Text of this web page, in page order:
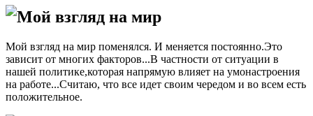
Мой взгляд на мир
Мой взгляд на мир поменялся. И меняется постоянно.Это
зависит от многих факторов...В частности от ситуации в
нашей политике,которая напрямую влияет на умонастроения
на работе...Считаю, что все идет своим чередом и во всем есть
положительное.